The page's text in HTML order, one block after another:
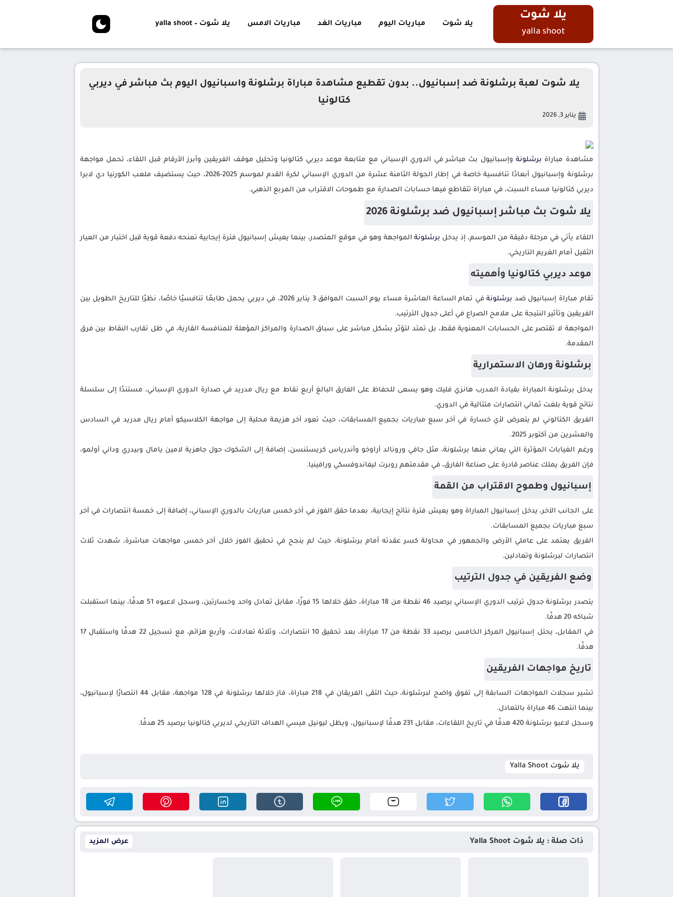
يلا شوت
yalla shoot
يلا شوت مباريات اليوم مباريات الغد مباريات الامس يلا شوت – yalla shoot
يلا شوت لعبة برشلونة ضد إسبانيول.. بدون تقطيع مشاهدة مباراة برشلونة واسبانيول اليوم بث مباشر في ديربي
كتالونيا
يناير 3, 2026
مشاهدة مباراة برشلونة وإسبانيول بث مباشر في الدوري الإسباني مع متابعة موعد ديربي كتالونيا وتحليل موقف الفريقين وأبرز الأرقام قبل اللقاء، تحمل مواجهة
برشلونة وإسبانيول أبعادًا تنافسية خاصة في إطار الجولة الثامنة عشرة من الدوري الإسباني لكرة القدم لموسم 2025-2026، حيث يستضيف ملعب الكورنيا دي لابرا
ديربي كتالونيا مساء السبت، في مباراة تتقاطع فيها حسابات الصدارة مع طموحات الاقتراب من المربع الذهبي.
يلا شوت بث مباشر إسبانيول ضد برشلونة 2026
اللقاء يأتي في مرحلة دقيقة من الموسم، إذ يدخل برشلونة المواجهة وهو في موقع المتصدر، بينما يعيش إسبانيول فترة إيجابية تمنحه دفعة قوية قبل اختبار من العيار
الثقيل أمام الغريم التاريخي.
موعد ديربي كتالونيا وأهميته
تقام مباراة إسبانيول ضد برشلونة
في تمام الساعة العاشرة مساء يوم السبت الموافق 3 يناير 2026، في ديربي يحمل طابعًا تنافسيًا خاصًا، نظرًا للتاريخ الطويل بين
الفريقين وتأثير النتيجة على ملامح الصراع في أعلى جدول الترتيب.
المواجهة لا تقتصر على الحسابات المعنوية فقط، بل تمتد لتؤثر بشكل مباشر على سباق الصدارة والمراكز المؤهلة للمنافسة القارية، في ظل تقارب النقاط بين فرق
المقدمة.
برشلونة ورهان الاستمرارية
يدخل برشلونة المباراة بقيادة المدرب هانزي فليك وهو يسعى للحفاظ على الفارق البالغ أربع نقاط مع ريال مدريد في صدارة الدوري الإسباني، مستندًا إلى سلسلة
نتائج قوية بلغت ثماني انتصارات متتالية في الدوري.
الفريق الكتالوني لم يتعرض لأي خسارة في آخر سبع مباريات بجميع المسابقات، حيث تعود آخر هزيمة محلية إلى مواجهة الكلاسيكو أمام ريال مدريد في السادس
والعشرين من أكتوبر 2025.
ورغم الغيابات المؤثرة التي يعاني منها برشلونة، مثل جافي ورونالد أراوخو وأندرياس كريستنسن، إضافة إلى الشكوك حول جاهزية لامين يامال وبيدري وداني أولمو،
فإن الفريق يملك عناصر قادرة على صناعة الفارق، في مقدمتهم روبرت ليفاندوفسكي ورافينيا.
إسبانيول وطموح الاقتراب من القمة
على الجانب الآخر، يدخل إسبانيول المباراة وهو يعيش فترة نتائج إيجابية، بعدما حقق الفوز في آخر خمس مباريات بالدوري الإسباني، إضافة إلى خمسة انتصارات في آخر
سبع مباريات بجميع المسابقات.
الفريق يعتمد على عاملي الأرض والجمهور في محاولة كسر عقدته أمام برشلونة، حيث لم ينجح في تحقيق الفوز خلال آخر خمس مواجهات مباشرة، شهدت ثلاث
انتصارات لبرشلونة وتعادلين.
وضع الفريقين في جدول الترتيب
يتصدر برشلونة جدول ترتيب الدوري الإسباني برصيد 46 نقطة من 18 مباراة، حقق خلالها 15 فوزًا، مقابل تعادل واحد وخسارتين، وسجل لاعبوه 51 هدفًا، بينما استقبلت
شباكه 20 هدفًا.
في المقابل، يحتل إسبانيول المركز الخامس برصيد 33 نقطة من 17 مباراة، بعد تحقيق 10 انتصارات، وثلاثة تعادلات، وأربع هزائم، مع تسجيل 22 هدفًا واستقبال 17
هدفًا.
تاريخ مواجهات الفريقين
تشير سجلات المواجهات السابقة إلى تفوق واضح لبرشلونة، حيث التقى الفريقان في 218 مباراة، فاز خلالها برشلونة في 128 مواجهة، مقابل 44 انتصارًا لإسبانيول،
بينما انتهت 46 مباراة بالتعادل.
وسجل لاعبو برشلونة 420 هدفًا في تاريخ اللقاءات، مقابل 231 هدفًا لإسبانيول، ويظل ليونيل ميسي الهداف التاريخي لديربي كتالونيا برصيد 25 هدفًا.
يلا شوت Yalla Shoot
ذات صلة : يلا شوت Yalla Shoot عرض المزيد